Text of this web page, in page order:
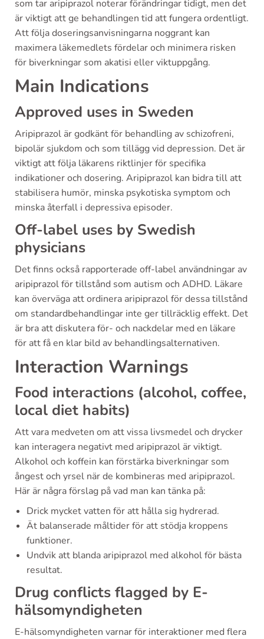
som tar aripiprazol noterar förändringar tidigt, men det
är viktigt att ge behandlingen tid att fungera ordentligt.
Att följa doseringsanvisningarna noggrant kan
maximera läkemedlets fördelar och minimera risken
för biverkningar som akatisi eller viktuppgång.
Main Indications
Approved uses in Sweden
Aripiprazol är godkänt för behandling av schizofreni,
bipolär sjukdom och som tillägg vid depression. Det är
viktigt att följa läkarens riktlinjer för specifika
indikationer och dosering. Aripiprazol kan bidra till att
stabilisera humör, minska psykotiska symptom och
minska återfall i depressiva episoder.
Off-label uses by Swedish
physicians
Det finns också rapporterade off-label användningar av
aripiprazol för tillstånd som autism och ADHD. Läkare
kan överväga att ordinera aripiprazol för dessa tillstånd
om standardbehandlingar inte ger tillräcklig effekt. Det
är bra att diskutera för- och nackdelar med en läkare
för att få en klar bild av behandlingsalternativen.
Interaction Warnings
Food interactions (alcohol, coffee,
local diet habits)
Att vara medveten om att vissa livsmedel och drycker
kan interagera negativt med aripiprazol är viktigt.
Alkohol och koffein kan förstärka biverkningar som
ångest och yrsel när de kombineras med aripiprazol.
Här är några förslag på vad man kan tänka på:
Drick mycket vatten för att hålla sig hydrerad.
Ät balanserade måltider för att stödja kroppens
funktioner.
Undvik att blanda aripiprazol med alkohol för bästa
resultat.
Drug conflicts flagged by E-
hälsomyndigheten
E-hälsomyndigheten varnar för interaktioner med flera